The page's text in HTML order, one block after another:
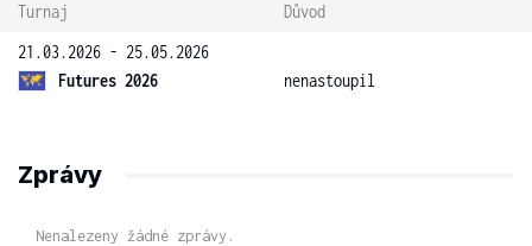
Turnaj
Důvod
21.03.2026 - 25.05.2026
Futures 2026
nenastoupil
Zprávy
Nenalezeny žádné zprávy.